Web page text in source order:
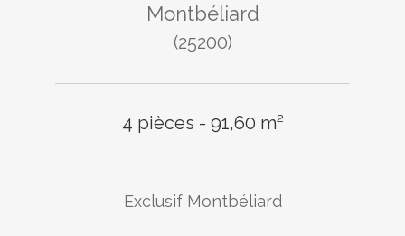
Montbéliard
(25200)
4 pièces - 91,60 m²
Exclusif Montbéliard